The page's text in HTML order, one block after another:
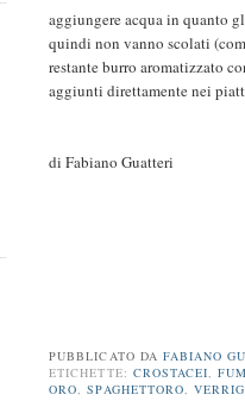
aggiungere acqua in quanto
quindi non vanno scolati
restante burro aromatizzato
aggiunti direttamente nei
di Fabiano Guatteri
PUBBLICATO DA FABIANO
ETICHETTE: CROSTACEI
ORO
,SPAGHETTORO